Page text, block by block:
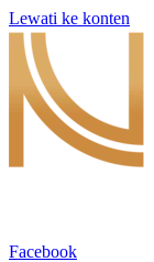
Lewati ke konten
Facebook